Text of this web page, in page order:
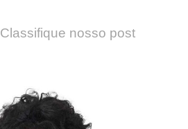
Classifique nosso post